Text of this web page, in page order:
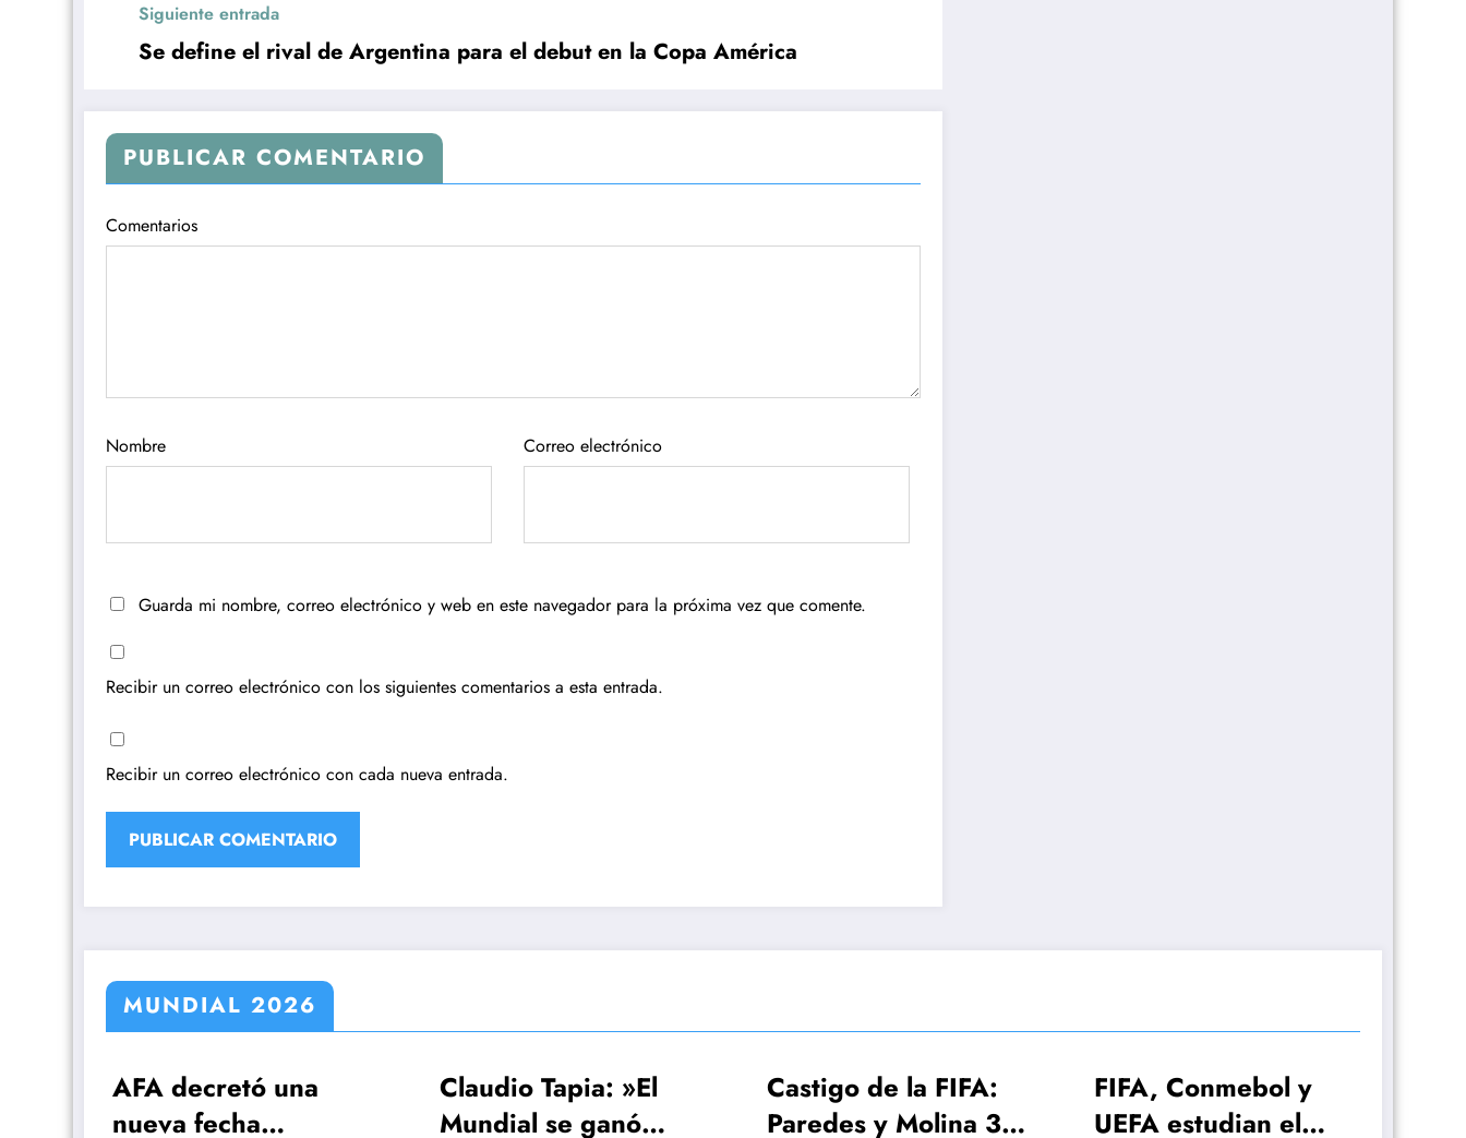
Siguiente entrada
Se define el rival de Argentina para el debut en la Copa América
PUBLICAR COMENTARIO
Comentarios
Nombre Correo electrónico
Guarda mi nombre, correo electrónico y web en este navegador para la próxima vez que comente.
Recibir un correo electrónico con los siguientes comentarios a esta entrada.
Recibir un correo electrónico con cada nueva entrada.
MUNDIAL 2026
Claudio Tapia: »El
Mundial se ganó
Castigo de la FIFA:
Paredes y Molina 3
FIFA, Conmebol y
UEFA estudian el